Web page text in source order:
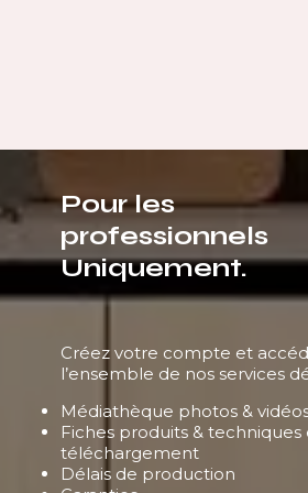
Pour les
professionnels
Uniquement.
Créez votre compte et
l’ensemble de nos services
Médiathèque photos &
Fiches produits & techniques
téléchargement
Délais de production